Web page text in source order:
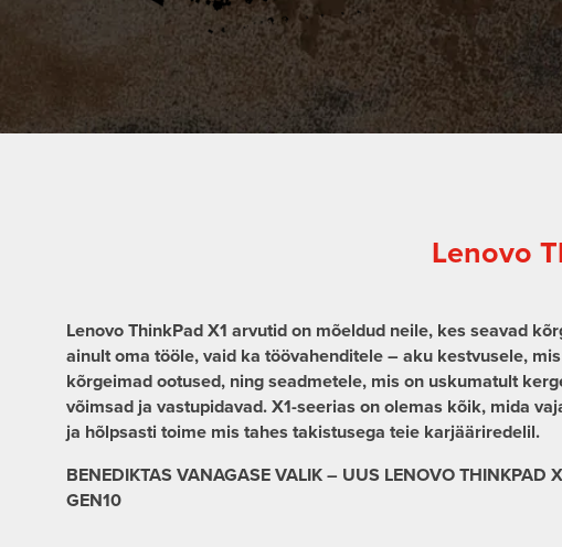
Lenovo
Lenovo ThinkPad X1 arvutid on mõeldud neile, kes seavad
ainult oma tööle, vaid ka töövahenditele – aku kestvusele,
kõrgeimad ootused, ning seadmetele, mis on uskumatult
võimsad ja vastupidavad. X1-seerias on olemas kõik, mida
ja hõlpsasti toime mis tahes takistusega teie karjääriredelil.
BENEDIKTAS VANAGASE VALIK – UUS LENOVO THINKPAD
GEN10